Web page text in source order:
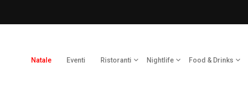
Natale Eventi Ristoranti Nightlife Food & Drinks